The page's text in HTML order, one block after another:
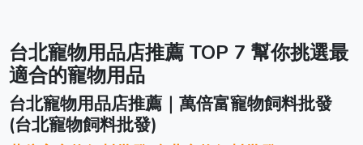
台北寵物用品店推薦 TOP 7幫你挑選最
適合的寵物用品
台北寵物用品店推薦｜萬倍富寵物飼料批發
(台北寵物飼料批發)